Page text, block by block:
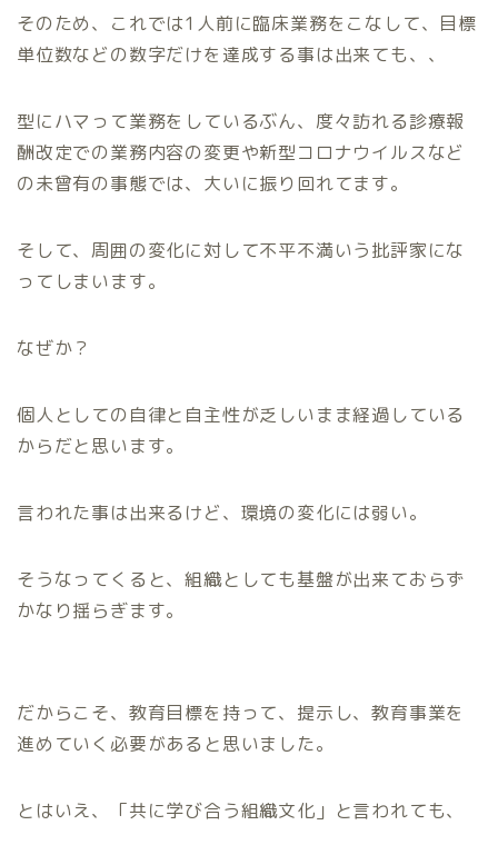
そのため、これでは1人前に臨床業務をこなして、目標
単位数などの数字だけを達成する事は出来ても、、
型にハマって業務をしているぶん、度々訪れる診療報
酬改定での業務内容の変更や新型コロナウイルスなど
の未曾有の事態では、大いに振り回れてます。
そして、周囲の変化に対して不平不満いう批評家にな
ってしまいます。
なぜか？
個人としての自律と自主性が乏しいまま経過している
からだと思います。
言われた事は出来るけど、環境の変化には弱い。
そうなってくると、組織としても基盤が出来ておらず
かなり揺らぎます。
だからこそ、教育目標を持って、提示し、教育事業を
進めていく必要があると思いました。
とはいえ、「共に学び合う組織文化」と言われても、